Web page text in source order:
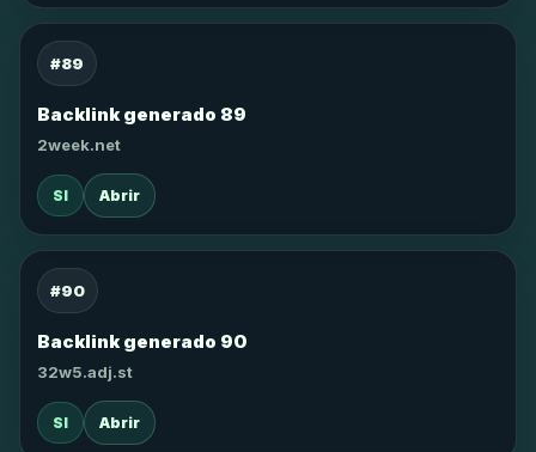
#89
Backlink generado 89
2week.net
SI Abrir
#90
Backlink generado 90
32w5.adj.st
SI Abrir